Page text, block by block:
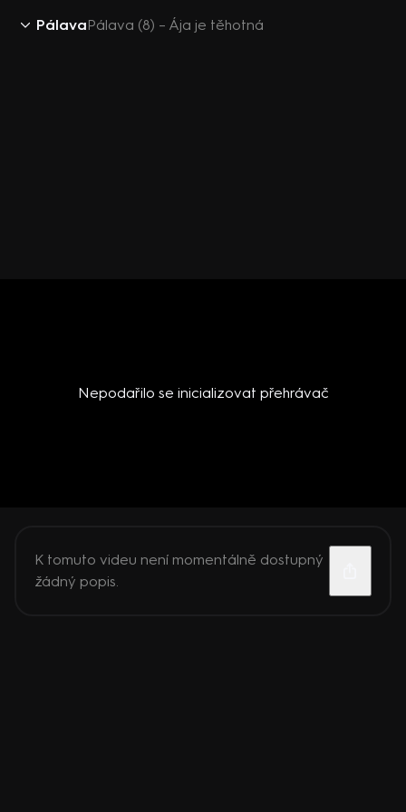
PálavaPálava (8) – Ája je těhotná
Nepodařilo se inicializovat přehrávač
K tomuto videu není momentálně dostupný
žádný popis.